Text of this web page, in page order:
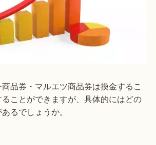
品券・マルエツ商品券は換金するこ
ことができますが、具体的にはどの
るでしょうか。